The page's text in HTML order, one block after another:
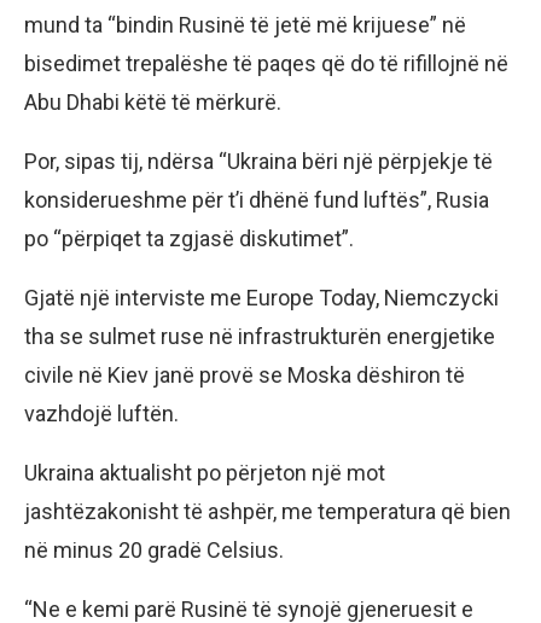
mund ta “bindin Rusinë të jetë më krijuese” në
bisedimet trepalëshe të paqes që do të rifillojnë në
Abu Dhabi këtë të mërkurë.
Por, sipas tij, ndërsa “Ukraina bëri një përpjekje të
konsiderueshme për t’i dhënë fund luftës”, Rusia
po “përpiqet ta zgjasë diskutimet”.
Gjatë një interviste me Europe Today, Niemczycki
tha se sulmet ruse në infrastrukturën energjetike
civile në Kiev janë provë se Moska dëshiron të
vazhdojë luftën.
Ukraina aktualisht po përjeton një mot
jashtëzakonisht të ashpër, me temperatura që bien
në minus 20 gradë Celsius.
“Ne e kemi parë Rusinë të synojë gjeneruesit e